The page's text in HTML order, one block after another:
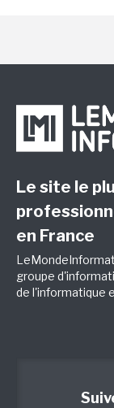
Le site le
en France
groupe
de l'informatique